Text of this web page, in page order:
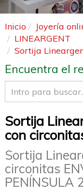
Inicio Joyería
LINEARGENT
Sortija
Encuentra el
Sortija
con
Sortija
circonitas
PENÍNSULA